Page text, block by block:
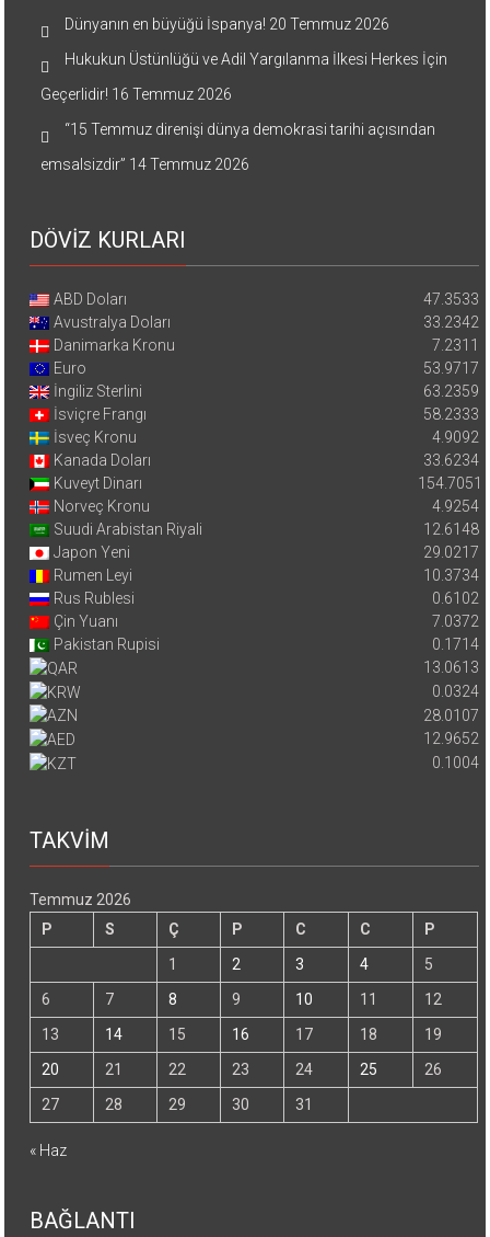
Dünyanın en büyüğü İspanya! 20 Temmuz 2026
Hukukun Üstünlüğü ve Adil Yargılanma İlkesi Herkes İçin
Geçerlidir! 16 Temmuz 2026
“15 Temmuz direnişi dünya demokrasi tarihi açısından
emsalsizdir” 14 Temmuz 2026
DÖVİZ KURLARI
ABD Doları
47.3533
Avustralya Doları
33.2342
Danimarka Kronu
7.2311
Euro
53.9717
İngiliz Sterlini
63.2359
İsviçre Frangı
58.2333
İsveç Kronu
4.9092
Kanada Doları
33.6234
Kuveyt Dinarı
154.7051
Norveç Kronu
4.9254
Suudi Arabistan Riyali
12.6148
Japon Yeni
29.0217
Rumen Leyi
10.3734
Rus Rublesi
0.6102
Çin Yuanı
7.0372
Pakistan Rupisi
0.1714
13.0613
0.0324
28.0107
12.9652
0.1004
TAKVİM
Temmuz 2026
P
S Ç P C C
P
1
2 3 4
5
6
7 8 9 10 11
12
13
14 15 16 17 18
19
20
21 22 23 24 25
26
27
28 29 30 31
« Haz
BAĞLANTI